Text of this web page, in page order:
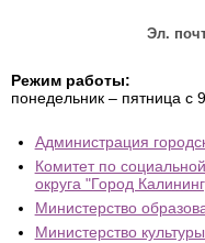
Эл.
Режим работы:
понедельник – пятница с
Администрация
Комитет по
округа "Город
Министерство
Министерство